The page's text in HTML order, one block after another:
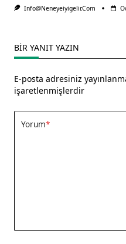
Info@neneyeiyigelir.com
BIR YANIT YAZIN
E-posta adresiniz
işaretlenmişlerdir
Yorum*